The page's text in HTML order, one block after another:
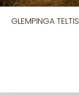
GLEMPINGA TELTIS